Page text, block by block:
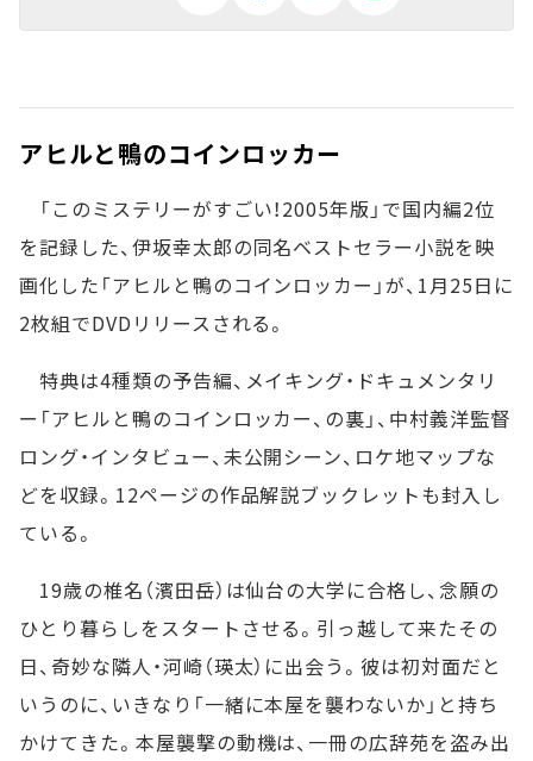
アヒルと鴨のコインロッカー
「このミステリーがすごい！2005年版」で国内編2位
を記録した、伊坂幸太郎の同名ベストセラー小説を映
画化した「アヒルと鴨のコインロッカー」が、1月25日に
2枚組でDVDリリースされる。
特典は4種類の予告編、メイキング・ドキュメンタリ
ー「アヒルと鴨のコインロッカー、の裏」、中村義洋監督
ロング・インタビュー、未公開シーン、ロケ地マップな
どを収録。12ページの作品解説ブックレットも封入し
ている。
19歳の椎名（濱田岳）は仙台の大学に合格し、念願の
ひとり暮らしをスタートさせる。引っ越して来たその
日、奇妙な隣人・河崎（瑛太）に出会う。彼は初対面だと
いうのに、いきなり「一緒に本屋を襲わないか」と持ち
かけてきた。本屋襲撃の動機は、一冊の広辞苑を盗み出